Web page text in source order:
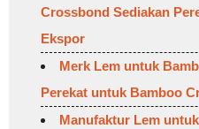
Crossbond Sediakan
Ekspor
Merk Lem untuk
Perekat untuk Bamboo
Manufaktur Lem